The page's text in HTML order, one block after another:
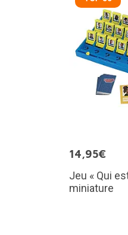
14,95€
Jeu « Qui
miniature